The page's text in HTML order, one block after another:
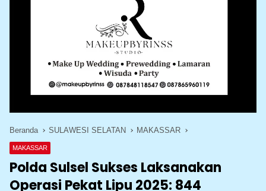
Beranda SULAWESI SELATAN MAKASSAR
MAKASSAR
Polda Sulsel Sukses Laksanakan
Operasi Pekat Lipu 2025: 844